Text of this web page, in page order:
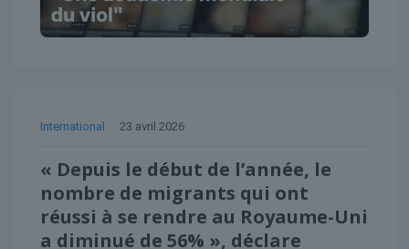
International 23 avril 2026
« Depuis le début de l’année, le
nombre de migrants qui ont
réussi à se rendre au Royaume-Uni
a diminué de 56% », déclare